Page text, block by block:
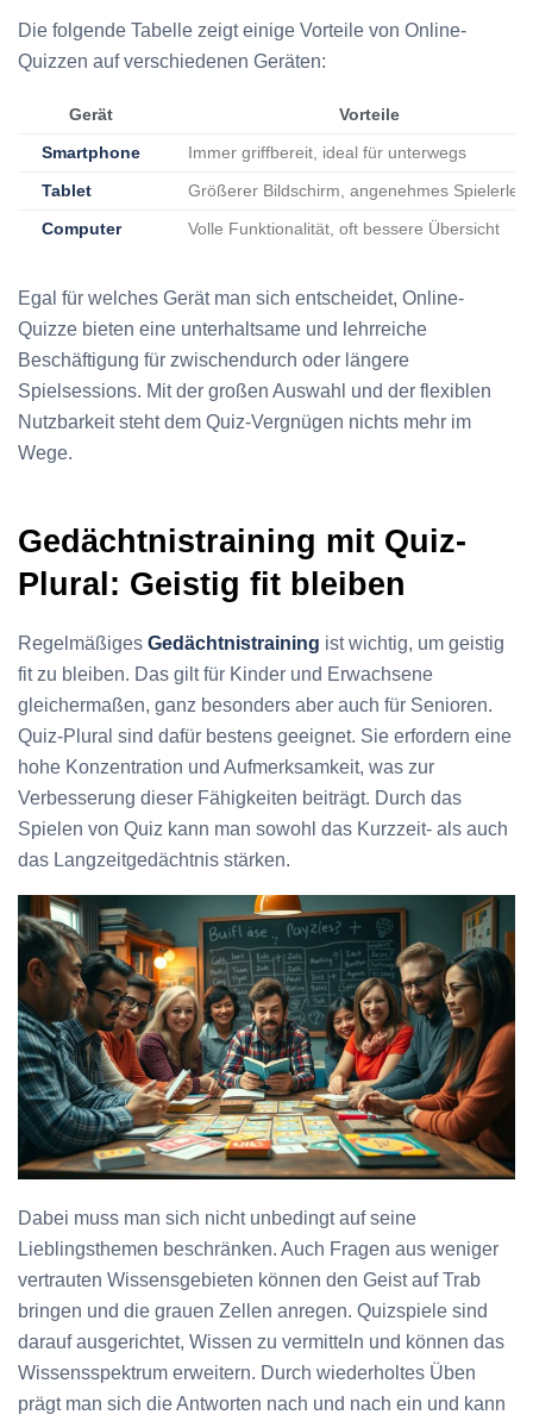
Die folgende Tabelle zeigt einige Vorteile von Online-
Quizzen auf verschiedenen Geräten:
Gerät Vorteile
Smartphone Immer griffbereit, ideal für unterwegs
Tablet Größerer Bildschirm, angenehmes
Computer Volle Funktionalität, oft bessere Übersicht
Egal für welches Gerät man sich entscheidet, Online-
Quizze bieten eine unterhaltsame und lehrreiche
Beschäftigung für zwischendurch oder längere
Spielsessions. Mit der großen Auswahl und der flexiblen
Nutzbarkeit steht dem Quiz-Vergnügen nichts mehr im
Wege.
Gedächtnistraining mit Quiz-
Plural: Geistig fit bleiben
Regelmäßiges Gedächtnistraining ist wichtig, um geistig
fit zu bleiben. Das gilt für Kinder und Erwachsene
gleichermaßen, ganz besonders aber auch für Senioren.
Quiz-Plural sind dafür bestens geeignet. Sie erfordern eine
hohe Konzentration und Aufmerksamkeit, was zur
Verbesserung dieser Fähigkeiten beiträgt. Durch das
Spielen von Quiz kann man sowohl das Kurzzeit- als auch
das Langzeitgedächtnis stärken.
Dabei muss man sich nicht unbedingt auf seine
Lieblingsthemen beschränken. Auch Fragen aus weniger
vertrauten Wissensgebieten können den Geist auf Trab
bringen und die grauen Zellen anregen. Quizspiele sind
darauf ausgerichtet, Wissen zu vermitteln und können das
Wissensspektrum erweitern. Durch wiederholtes Üben
prägt man sich die Antworten nach und nach ein und kann